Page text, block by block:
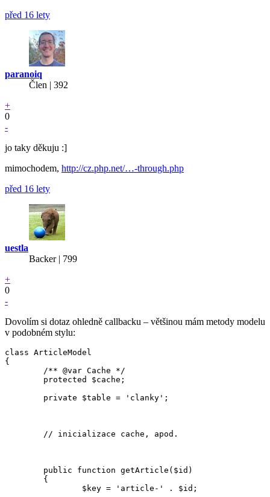
před 16 lety
paranoiq
Člen | 392
+
0
-
jo taky děkuju :]
mimochodem, http://cz.php.net/…-through.php
před 16 lety
uestla
Backer| 799
+
0
-
Dovolím si dotaz ohledně callbacku – většinou mám metody modelu
v podobném stylu:
class ArticleModel
{